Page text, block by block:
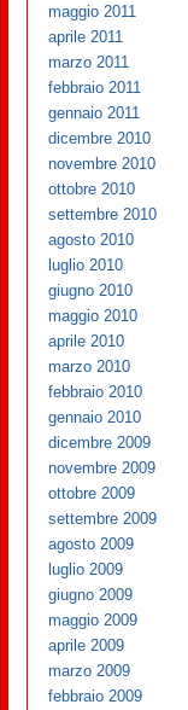
maggio 2011
aprile 2011
marzo 2011
febbraio 2011
gennaio 2011
dicembre 2010
novembre 2010
ottobre 2010
settembre 2010
agosto 2010
luglio 2010
giugno 2010
maggio 2010
aprile 2010
marzo 2010
febbraio 2010
gennaio 2010
dicembre 2009
novembre 2009
ottobre 2009
settembre 2009
agosto 2009
luglio 2009
giugno 2009
maggio 2009
aprile 2009
marzo 2009
febbraio 2009